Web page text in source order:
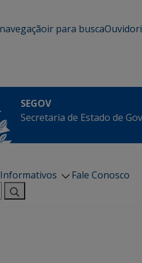
ir para busca
SEGOV
Secretaria de Estado de
Informativos
Fale Conosco